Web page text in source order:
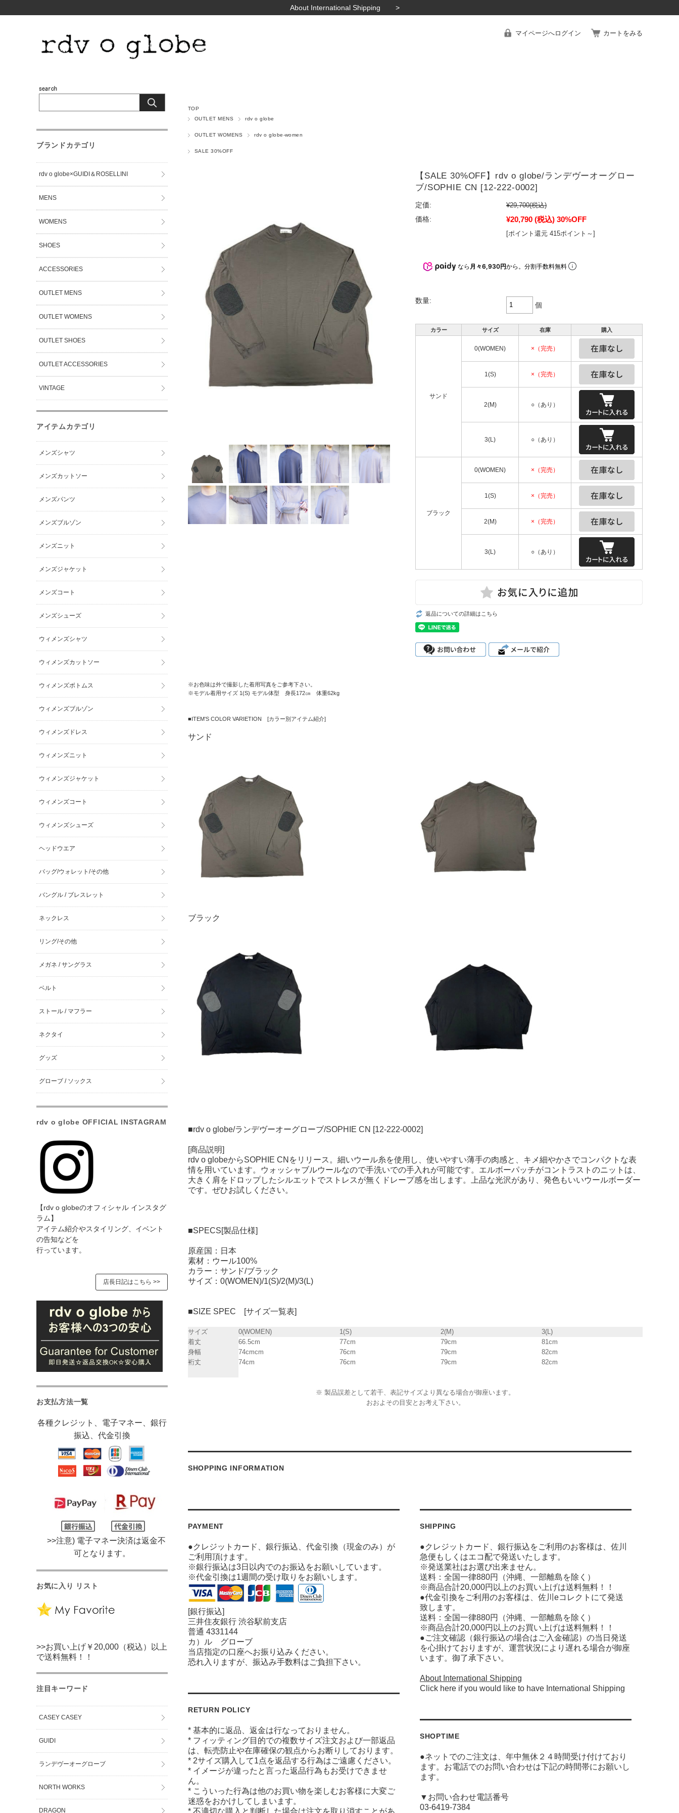
About International Shipping
マイページへログイン カートをみる
TOP
OUTLET MENS
rdv o globe
OUTLET WOMENS rdv o globe-women
SALE 30%OFF
【SALE 30%OFF】rdv o globe/ランデヴーオーグロー
ブ/SOPHIE CN [12-222-0002]
定価: ¥29,700(税込)
価格:
¥20,790 (税込) 30%OFF
[ポイント還元 415ポイント～]
なら 月々6,930円から。分割手数料無料
数量:
個
カラー サイズ 在庫 購入
サンド
0(WOMEN) ×（完売）
1(S) ×（完売）
2(M) ○（あり）
3(L) ○（あり）
ブラック
0(WOMEN) ×（完売）
1(S) ×（完売）
2(M) ×（完売）
3(L) ○（あり）
返品についての詳細はこちら
※お色味は外で撮影した着用写真をご参考下さい。
※モデル着用サイズ 1(S) モデル体型 身長172㎝ 体重62kg
■ITEM'S COLOR VARIETION [カラー別アイテム紹介]
サンド
ブラック
■rdv o globe/ランデヴーオーグローブ/SOPHIE CN [12-222-0002]
[商品説明]
rdv o globeからSOPHIE CNをリリース。細いウール糸を使用し、使いやすい薄手の肉感と、キメ細やかさでコンパクトな表
情を用いています。ウォッシャブルウールなので手洗いでの手入れが可能です。エルボーパッチがコントラストのニットは、
大きく肩をドロップしたシルエットでストレスが無くドレープ感を出します。上品な光沢があり、発色もいいウールボーダー
です。ぜひお試しください。
■SPECS[製品仕様]
原産国：日本
素材：ウール100%
カラー：サンド/ブラック
サイズ：0(WOMEN)/1(S)/2(M)/3(L)
■SIZE SPEC [サイズ一覧表]
サイズ 0(WOMEN) 1(S) 2(M)
3(L)
着丈
66.5cm 77cm 79cm
81cm
身幅
74cmcm 76cm 79cm
82cm
裄丈
74cm 76cm 79cm 82cm
※ 製品誤差として若干、表記サイズより異なる場合が御座います。
おおよその目安とお考え下さい。
SHOPPING INFORMATION
PAYMENT
●クレジットカード、銀行振込、代金引換（現金のみ）が
ご利用頂けます。
※銀行振込は3日以内でのお振込をお願いしています。
※代金引換は1週間の受け取りをお願いします。
[銀行振込]
三井住友銀行 渋谷駅前支店
普通 4331144
カ）ル グローブ
当店指定の口座へお振り込みください。
恐れ入りますが、振込み手数料はご負担下さい。
RETURN POLICY
* 基本的に返品、返金は行なっておりません。
* フィッティング目的での複数サイズ注文および一部返品
は、転売防止や在庫確保の観点からお断りしております。
* 2サイズ購入して1点を返品する行為はご遠慮ください。
* イメージが違ったと言った返品行為もお受けできませ
ん。
* こういった行為は他のお買い物を楽しむお客様に大変ご
迷惑をおかけしてしまいます。
* 不適切な購入と判断した場合は注文を取り消すことがあ
SHIPPING
●クレジットカード、銀行振込をご利用のお客様は、佐川
急便もしくはエコ配で発送いたします。
※発送業社はお選び出来ません。
送料：全国一律880円（沖縄、一部離島を除く）
※商品合計20,000円以上のお買い上げは送料無料！！
●代金引換をご利用のお客様は、佐川eコレクトにて発送
致します。
送料：全国一律880円（沖縄、一部離島を除く）
※商品合計20,000円以上のお買い上げは送料無料！！
●ご注文確認（銀行振込の場合はご入金確認）の当日発送
を心掛けておりますが、運営状況により遅れる場合が御座
います。御了承下さい。
About International Shipping
Click here if you would like to have International Shipping
SHOPTIME
●ネットでのご注文は、年中無休２４時間受け付けており
ます。お電話でのお問い合わせは下記の時間帯にお願いし
ます。
▼お問い合わせ電話番号
03-6419-7384
ブランドカテゴリ
rdv o globe×GUIDI＆ROSELLINI
MENS
WOMENS
SHOES
ACCESSORIES
OUTLET MENS
OUTLET WOMENS
OUTLET SHOES
OUTLET ACCESSORIES
VINTAGE
アイテムカテゴリ
メンズシャツ
メンズカットソー
メンズパンツ
メンズブルゾン
メンズニット
メンズジャケット
メンズコート
メンズシューズ
ウィメンズシャツ
ウィメンズカットソー
ウィメンズボトムス
ウィメンズブルゾン
ウィメンズドレス
ウィメンズニット
ウィメンズジャケット
ウィメンズコート
ウィメンズシューズ
ヘッドウエア
バッグ/ウォレット/その他
バングル / ブレスレット
ネックレス
リング/その他
メガネ / サングラス
ベルト
ストール / マフラー
ネクタイ
グッズ
グローブ / ソックス
rdv o globe OFFICIAL INSTAGRAM
【rdv o globeのオフィシャル インスタグ
ラム】
アイテム紹介やスタイリング、イベント
の告知などを
行っています。
店長日記はこちら >>
お支払方法一覧
各種クレジット、電子マネー、銀行
振込、代金引換
>>注意) 電子マネー決済は返金不
可となります。
お気に入り リスト
>>お買い上げ￥20,000（税込）以上
で送料無料！！
注目キーワード
CASEY CASEY
GUIDI
ランデヴーオーグローブ
NORTH WORKS
DRAGON